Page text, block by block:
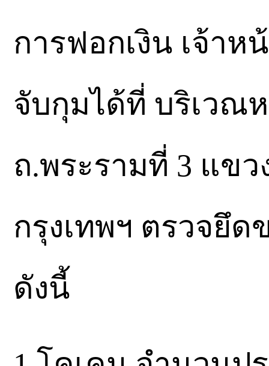
การฟอกเงิน เจ้าห
จับกุมได้ที่ บริเวณ
ถ.พระรามที่ 3 แขว
กรุงเทพฯ ตรวจยึ
ดังนี้